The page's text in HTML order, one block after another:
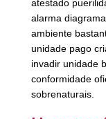
atestado
alarma
ambiente
unidade pago
invadir unidade
conformidade
sobrenaturais.